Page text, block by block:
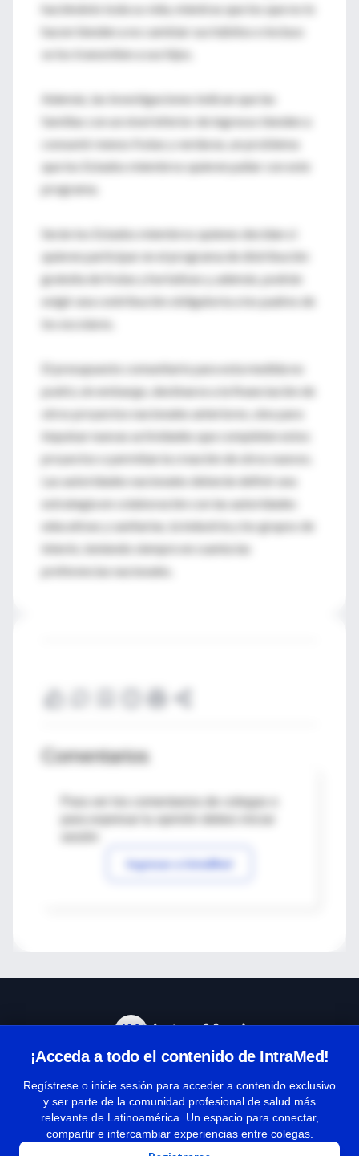
haciéndolo toda su vida, mientras que los que no lo
hacen tienden a no cambiar sus hábitos e incluso
se los transmiten a sus hijos.
Además, las investigaciones indican que las
familias con un nivel inferior de ingresos tienden a
consumir menos frutas y verduras, un problema
que los Estados miembros quieren paliar con este
programa.
Serán los Estados miembros quienes decidan si
quieren participar en el programa de distribución
gratuita de frutas y hortalizas y, además, podrán
exigir una contribución obligatoria a los padres de
los escolares.
El presupuesto comunitario para esta medida no
podrá, sin embargo, destinarse a la financiación de
otros proyectos nacionales anteriores, sino para
impulsar nuevas actividades que completen estos
proyectos o permitan la creación de otros nuevos.
Las autoridades nacionales deberán definir una
estrategia en colaboración con las autoridades
educativas y sanitarias, la industria y los grupos de
interés, teniendo siempre en cuenta las
preferencias nacionales.
Comentarios
Para ver los comentarios de colegas o
Ingresar a IntraMed
¡Acceda a todo el contenido de IntraMed!
Regístrese o inicie sesión para acceder a contenido exclusivo
y ser parte de la comunidad profesional de salud más
relevante de Latinoamérica. Un espacio para conectar,
compartir e intercambiar experiencias entre colegas.
Términos y condiciones
| Políticas de privacidad